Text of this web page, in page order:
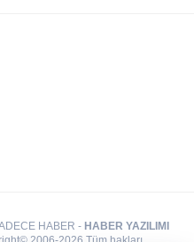
HABER - HABER YAZILIMI